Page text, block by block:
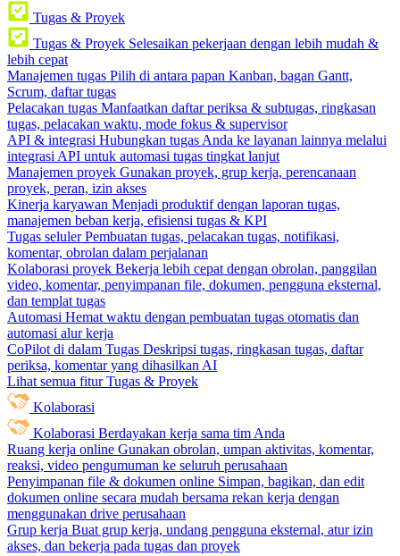
Tugas & Proyek
Tugas & Proyek Selesaikan pekerjaan dengan lebih mudah &
lebih cepat
Manajemen tugas Pilih di antara papan Kanban, bagan Gantt,
Scrum, daftar tugas
Pelacakan tugas Manfaatkan daftar periksa & subtugas, ringkasan
tugas, pelacakan waktu, mode fokus & supervisor
API & integrasi Hubungkan tugas Anda ke layanan lainnya melalui
integrasi API untuk automasi tugas tingkat lanjut
Manajemen proyek Gunakan proyek, grup kerja, perencanaan
proyek, peran, izin akses
Kinerja karyawan Menjadi produktif dengan laporan tugas,
manajemen beban kerja, efisiensi tugas & KPI
Tugas seluler Pembuatan tugas, pelacakan tugas, notifikasi,
komentar, obrolan dalam perjalanan
Kolaborasi proyek Bekerja lebih cepat dengan obrolan, panggilan
video, komentar, penyimpanan file, dokumen, pengguna eksternal,
dan templat tugas
Automasi Hemat waktu dengan pembuatan tugas otomatis dan
automasi alur kerja
CoPilot di dalam Tugas Deskripsi tugas, ringkasan tugas, daftar
periksa, komentar yang dihasilkan AI
Lihat semua fitur Tugas & Proyek
Kolaborasi
Kolaborasi Berdayakan kerja sama tim Anda
Ruang kerja online Gunakan obrolan, umpan aktivitas, komentar,
reaksi, video pengumuman ke seluruh perusahaan
Penyimpanan file & dokumen online Simpan, bagikan, dan edit
dokumen online secara mudah bersama rekan kerja dengan
menggunakan drive perusahaan
Grup kerja Buat grup kerja, undang pengguna eksternal, atur izin
akses, dan bekerja pada tugas dan proyek